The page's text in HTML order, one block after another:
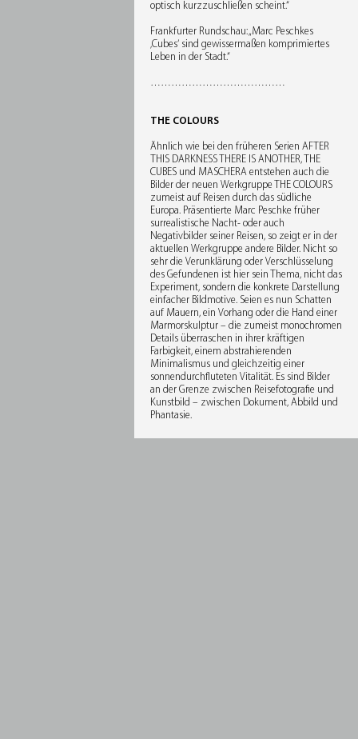
optisch kurzzuschließen scheint.“
Frankfurter Rundschau: „Marc Peschkes
‚Cubes‘ sind gewissermaßen komprimiertes
Leben in der Stadt.“
…………………………………
THE COLOURS
Ähnlich wie bei den früheren Serien AFTER
THIS DARKNESS THERE IS ANOTHER, THE
CUBES und MASCHERA entstehen auch die
Bilder der neuen Werkgruppe THE COLOURS
zumeist auf Reisen durch das südliche
Europa. Präsentierte Marc Peschke früher
surrealistische Nacht- oder auch
Negativbilder seiner Reisen, so zeigt er in der
aktuellen Werkgruppe andere Bilder. Nicht so
sehr die Verunklärung oder Verschlüsselung
des Gefundenen ist hier sein Thema, nicht das
Experiment, sondern die konkrete Darstellung
einfacher Bildmotive. Seien es nun Schatten
auf Mauern, ein Vorhang oder die Hand einer
Marmorskulptur – die zumeist monochromen
Details überraschen in ihrer kräftigen
Farbigkeit, einem abstrahierenden
Minimalismus und gleichzeitig einer
sonnendurchfluteten Vitalität. Es sind Bilder
an der Grenze zwischen Reisefotografie und
Kunstbild – zwischen Dokument, Abbild und
Phantasie.